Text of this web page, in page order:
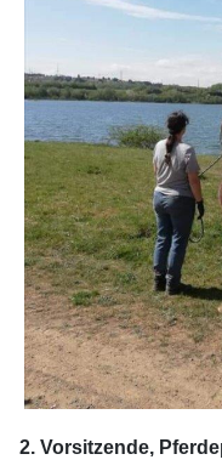
2. Vorsitzende,